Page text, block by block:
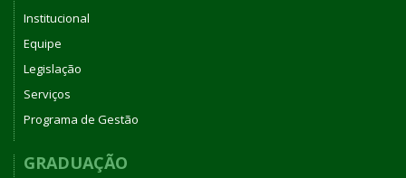
Institucional
Equipe
Legislação
Serviços
Programa de Gestão
GRADUAÇÃO